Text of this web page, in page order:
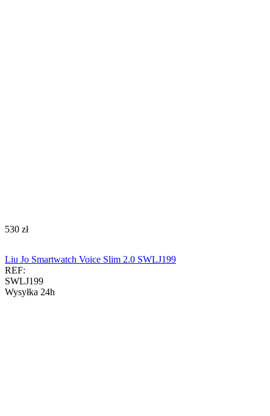
‍530‍ zł
Liu Jo Smartwatch Voice Slim 2.0 SWLJ199
REF:
SWLJ199
Wysyłka 24h